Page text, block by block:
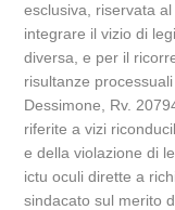
esclusiva, riservata
integrare il vizio di
diversa, e per il
risultanze
Dessimone, Rv.
riferite a vizi
e della violazione di
ictu oculi dirette a
sindacato sul merito